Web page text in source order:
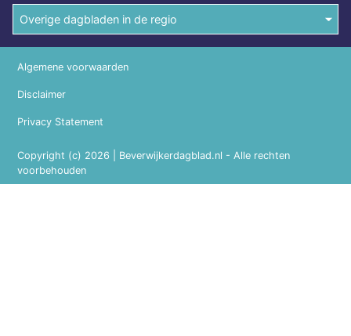
Overige dagbladen in de regio
Copyright (c) 2026 | Beverwijkerdagblad.nl - Alle rechten
voorbehouden
Algemene voorwaarden
Disclaimer
Privacy Statement